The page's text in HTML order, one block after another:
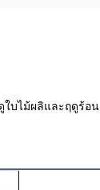
ใบไม้ผลิและฤดูร้อน